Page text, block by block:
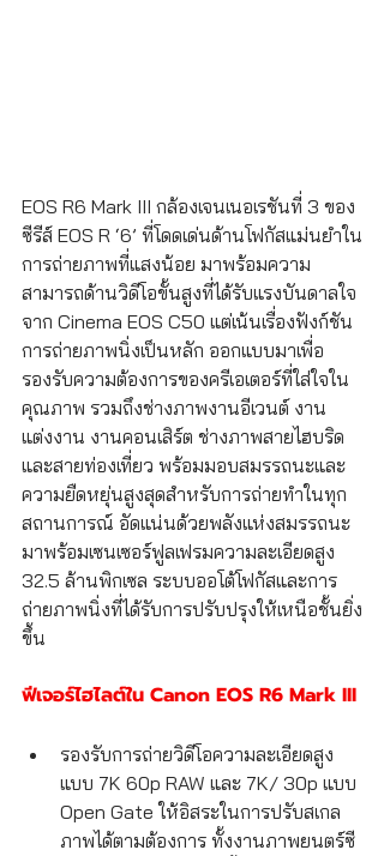
EOS R6 Mark III กล้องเจนเนอเรชันที่ 3 ของ
ซีรีส์ EOS R ‘6’ ที่โดดเด่นด้านโฟกัสแม่นยำใน
การถ่ายภาพที่แสงน้อย มาพร้อมความ
สามารถด้านวิดีโอขั้นสูงที่ได้รับแรงบันดาลใจ
จาก Cinema EOS C50 แต่เน้นเรื่องฟังก์ชัน
การถ่ายภาพนิ่งเป็นหลัก ออกแบบมาเพื่อ
รองรับความต้องการของครีเอเตอร์ที่ใส่ใจใน
คุณภาพ รวมถึงช่างภาพงานอีเวนต์ งาน
แต่งงาน งานคอนเสิร์ต ช่างภาพสายไฮบริด
และสายท่องเที่ยว พร้อมมอบสมรรถนะและ
ความยืดหยุ่นสูงสุดสำหรับการถ่ายทำในทุก
สถานการณ์ อัดแน่นด้วยพลังแห่งสมรรถนะ
มาพร้อมเซนเซอร์ฟูลเฟรมความละเอียดสูง
32.5 ล้านพิกเซล ระบบออโต้โฟกัสและการ
ถ่ายภาพนิ่งที่ได้รับการปรับปรุงให้เหนือชั้นยิ่ง
ขึ้น
ฟีเจอร์ไฮไลต์ใน Canon EOS R6 Mark III
รองรับการถ่ายวิดีโอความละเอียดสูง
แบบ 7K 60p RAW และ 7K/ 30p แบบ
Open Gate ให้อิสระในการปรับสเกล
ภาพได้ตามต้องการ ทั้งงานภาพยนตร์ซี